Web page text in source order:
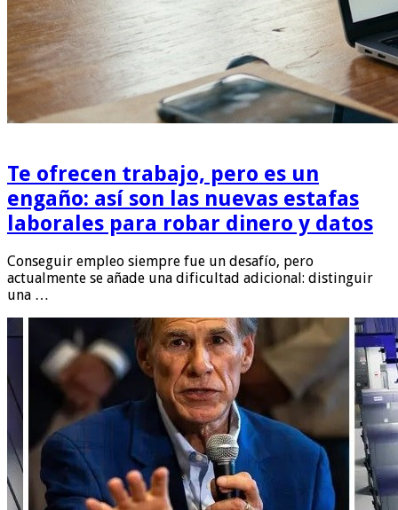
Te ofrecen trabajo, pero es un
engaño: así son las nuevas estafas
laborales para robar dinero y datos
Conseguir empleo siempre fue un desafío, pero
actualmente se añade una dificultad adicional: distinguir
una …